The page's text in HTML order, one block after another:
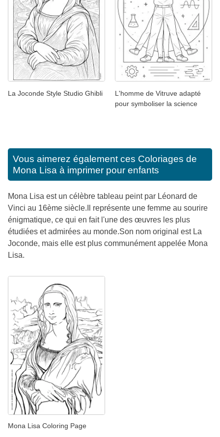
La Joconde Style Studio Ghibli
L'homme de Vitruve adapté
pour symboliser la science
Vous aimerez également ces Coloriages de
Mona Lisa à imprimer pour enfants
Mona Lisa est un célèbre tableau peint par Léonard de
Vinci au 16ème siècle.Il représente une femme au sourire
énigmatique, ce qui en fait l'une des œuvres les plus
étudiées et admirées au monde.Son nom original est La
Joconde, mais elle est plus communément appelée Mona
Lisa.
Mona Lisa Coloring Page